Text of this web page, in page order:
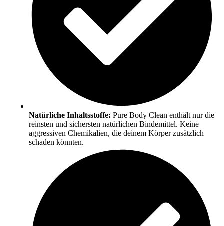
Natürliche Inhaltsstoffe: Pure Body Clean enthält nur die
reinsten und sichersten natürlichen Bindemittel. Keine
aggressiven Chemikalien, die deinem Körper zusätzlich
schaden könnten.